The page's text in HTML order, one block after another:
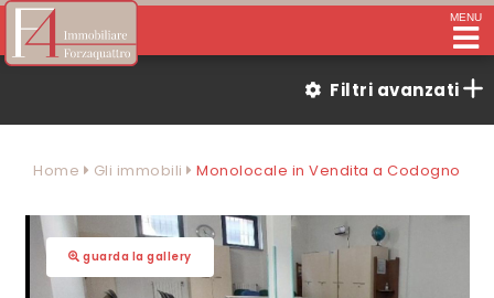
MENU
Filtri avanzati
Home Gli immobili Monolocale in Vendita a Codogno
guarda la gallery